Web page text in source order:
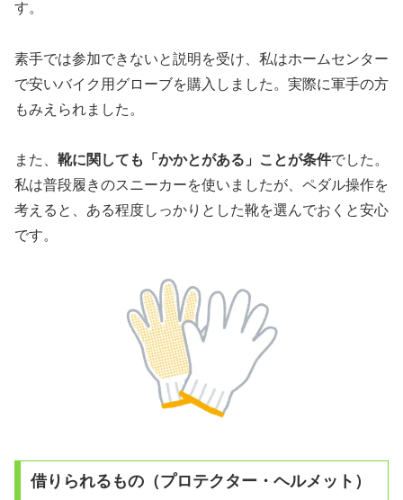
す。
素手では参加できないと説明を受け、私はホームセンター
で安いバイク用グローブを購入しました。実際に軍手の方
もみえられました。
また、 靴に関しても「かかとがある」ことが条件でした。
私は普段履きのスニーカーを使いましたが、ペダル操作を
考えると、ある程度しっかりとした靴を選んでおくと安心
です。
借りられるもの（プロテクター・ヘルメット）